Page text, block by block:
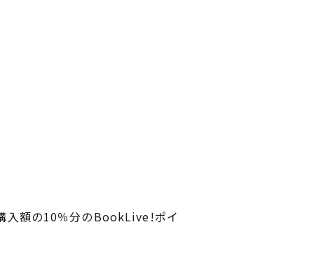
額の10％分のBookLive!ポイ